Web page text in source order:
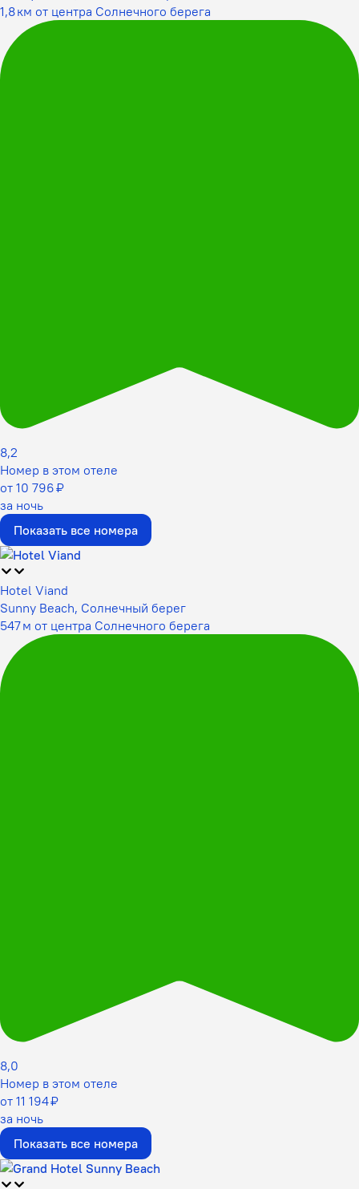
1,8 км от центра Солнечного берега
8,2
Номер в этом отеле
от 10 796 ₽
за ночь
Показать все номера
Hotel Viand
Sunny Beach, Солнечный берег
547 м от центра Солнечного берега
8,0
Номер в этом отеле
от 11 194 ₽
за ночь
Показать все номера